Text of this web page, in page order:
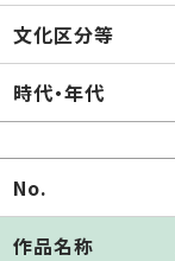
文化区分等
時代・年代
No.
作品名称